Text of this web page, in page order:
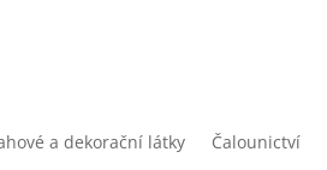
a dekorační látky Čalounictví